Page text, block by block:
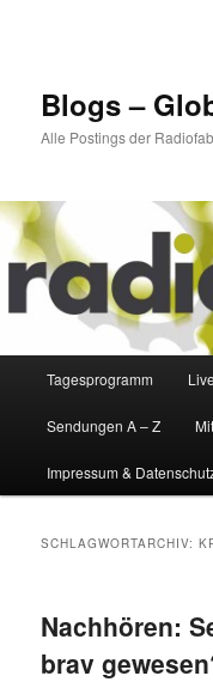
Blogs –
Alle Postings der
Tagesprogramm
Sendungen A – Z
Impressum &
SCHLAGWORTARCHIV:
Nachhören:
brav